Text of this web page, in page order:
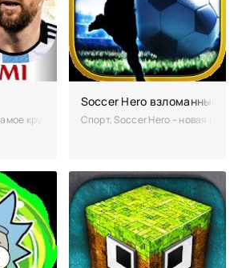
крупное сообщество фанатов футбола
Soccer Hero взломанный на
Спорт, Soccer Hero – новая игра